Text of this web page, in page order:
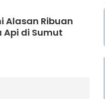
Alasan Ribuan
Api di Sumut